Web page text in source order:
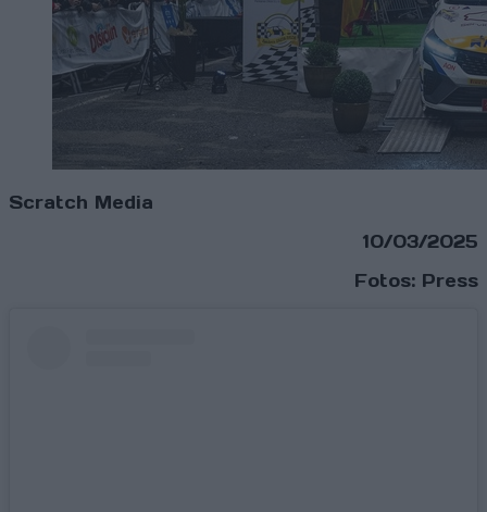
Scratch Media
10/03/2025
Fotos: Press